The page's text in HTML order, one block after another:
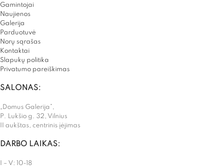
Gamintojai
Naujienos
Galerija
Parduotuvė
Norų sąrašas
Kontaktai
Slapukų politika
Privatumo pareiškimas
SALONAS:
„Domus Galerija”,
P. Lukšio g. 32, Vilnius
II aukštas, centrinis įėjimas
DARBO LAIKAS:
I – V: 10-18